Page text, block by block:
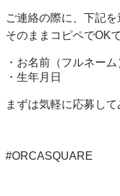
ご連絡の際に、下記
そのままコピペでOK
・お名前（フルネーム
・生年月日
まずは気軽に応募し
#ORCASQUARE